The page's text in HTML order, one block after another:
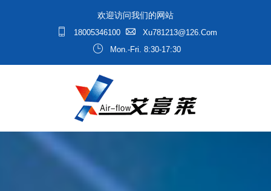
欢迎访问我们的网站
18005346100
Xu781213@126.com
Mon.-Fri. 8:30-17:30